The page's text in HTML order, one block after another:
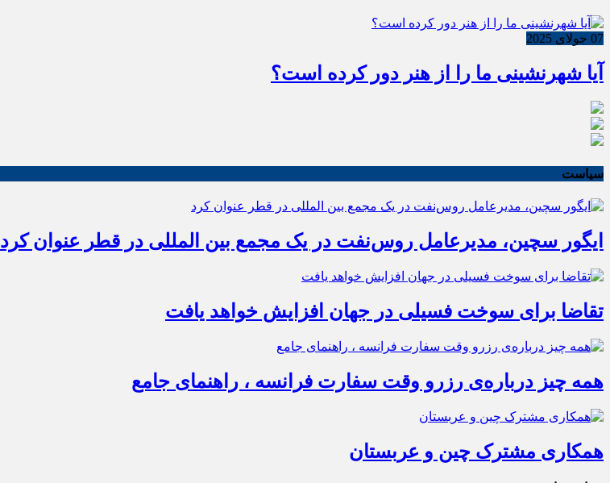
07 جولای 2025
آیا شهرنشینی ما را از هنر دور کرده است؟
سیاست
ایگور سچین، مدیرعامل روس‌نفت در یک مجمع بین المللی در قطر عنوان کرد
تقاضا برای سوخت فسیلی در جهان افزایش خواهد یافت
همه چیز درباره‌ی رزرو وقت سفارت فرانسه ، راهنمای جامع
همکاری مشترک چین و عربستان